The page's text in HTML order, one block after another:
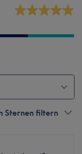
Sternen filtern